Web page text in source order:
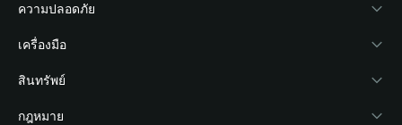
Academy
ข่าวสารด้านคริปโต
ศูนย์ช่วยเหลือ
ติดต่อเรา
Stablecoin Earn
Payfi Crypto
Crypto Swap API
Altcoin Season Index
นักพัฒนา
เชื่อมต่อ Wallet
Bitget Wallet Pay
ลิสต์โปรเจกต์
ความปลอดภัย
Protection Fund
เทคโนโลยีความปลอดภัย
เครื่องมือ
ซื้อคริปโต
การตรวจจับการอนุญาต
สินทรัพย์
Arbitrum
กฎหมาย